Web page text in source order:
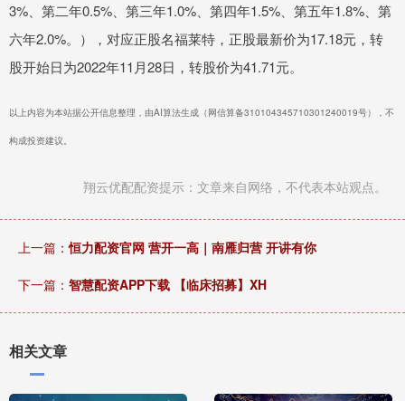
3%、第二年0.5%、第三年1.0%、第四年1.5%、第五年1.8%、第
六年2.0%。），对应正股名福莱特，正股最新价为17.18元，转
股开始日为2022年11月28日，转股价为41.71元。
以上内容为本站据公开信息整理，由AI算法生成（网信算备310104345710301240019号），不
构成投资建议。
翔云优配配资提示：文章来自网络，不代表本站观点。
上一篇：恒力配资官网 营开一高｜南雁归营 开讲有你
下一篇： 智慧配资APP下载 【临床招募】XH
相关文章